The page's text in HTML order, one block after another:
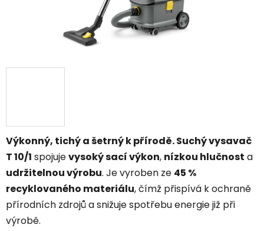
Výkonný, tichý a šetrný k přírodě.Suchý vysavač
T 10/1 spojujevysoký sací výkon, nízkou hlučnost a
udržitelnou výrobu. Je vyroben ze 45 %
recyklovaného materiálu, čímž přispívá k ochraně
přírodních zdrojů a snižuje spotřebu energie již při
výrobě.